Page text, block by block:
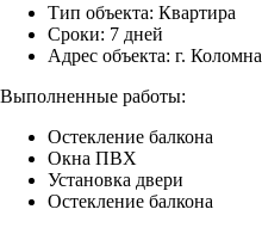
Тип объекта: Квартира
Сроки: 7 дней
Адрес объекта: г. Коломна
Выполненные работы:
Остекление балкона
Окна ПВХ
Установка двери
Остекление балкона